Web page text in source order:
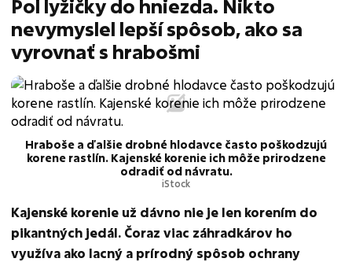
Pol lyžičky do hniezda. Nikto
nevymyslel lepší spôsob, ako sa
vyrovnať s hrabošmi
Hraboše a ďalšie drobné hlodavce často poškodzujú
korene rastlín. Kajenské korenie ich môže prirodzene
odradiť od návratu.
iStock
Kajenské korenie už dávno nie je len korením do
pikantných jedál. Čoraz viac záhradkárov ho
využíva ako lacný a prírodný spôsob ochrany